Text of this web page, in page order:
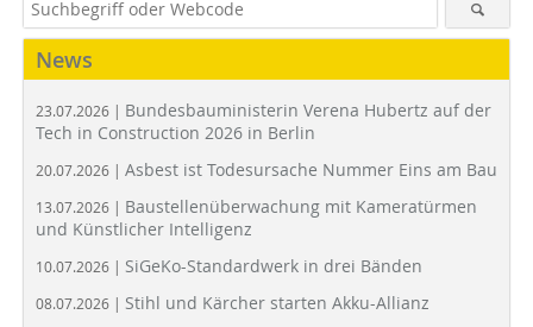
News
23.07.2026 | Bundesbauministerin Verena Hubertz auf der
Tech in Construction 2026 in Berlin
20.07.2026 | Asbest ist Todesursache Nummer Eins am Bau
13.07.2026 | Baustellenüberwachung mit Kameratürmen
und Künstlicher Intelligenz
10.07.2026 | SiGeKo-Standardwerk in drei Bänden
08.07.2026 | Stihl und Kärcher starten Akku-Allianz